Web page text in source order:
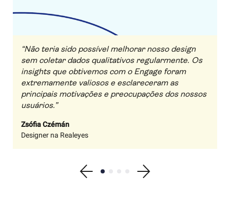
“Não teria sido possível melhorar nosso design
sem coletar dados qualitativos regularmente. Os
insights que obtivemos com o Engage foram
extremamente valiosos e esclareceram as
principais motivações e preocupações dos nossos
usuários.”
Zsófia Czémán
Designer na Realeyes
Show previous testimonial
Show testimonial 1
Show testimonial 2
Show testimonial 3
Show testimonial 4
Show next testimonial